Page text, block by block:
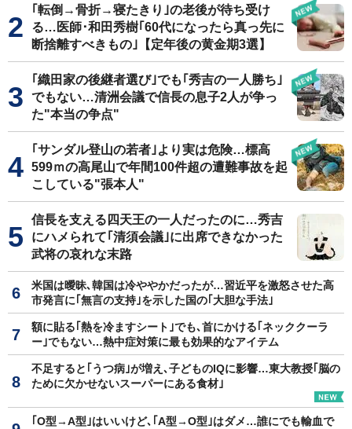
｢転倒→骨折→寝たきり｣の老後が待ち受け
る…医師･和田秀樹｢60代になったら真っ先に
断捨離すべきもの｣【定年後の黄金期3選】
｢織田家の後継者選び｣でも｢秀吉の一人勝ち｣
でもない…清洲会議で信長の息子2人が争っ
た"本当の争点"
｢サンダル登山の若者｣より実は危険…標高
599ｍの高尾山で年間100件超の遭難事故を起
こしている"張本人"
信長を支える四天王の一人だったのに…秀吉
にハメられて｢清須会議｣に出席できなかった
武将の哀れな末路
米国は曖昧､韓国は冷ややかだったが…習近平を激怒させた高
市発言に｢無言の支持｣を示した国の｢大胆な手法｣
額に貼る｢熱を冷ますシート｣でも､首にかける｢ネッククーラ
ー｣でもない…熱中症対策に最も効果的なアイテム
不足すると｢うつ病｣が増え､子どものIQに影響…東大教授｢脳の
ために欠かせないスーパーにある食材｣
｢O型→A型｣はいいけど､｢A型→O型｣はダメ…誰にでも輸血で